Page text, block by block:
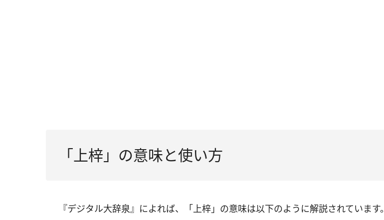
「上梓」の意味と使い方
『デジタル大辞泉』によれば、「上梓」の意味は以下のように解説されています。